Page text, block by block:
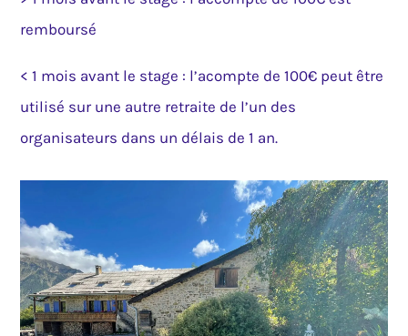
remboursé
< 1 mois avant le stage : l’acompte de 100€ peut être
utilisé sur une autre retraite de l’un des
organisateurs dans un délais de 1 an.